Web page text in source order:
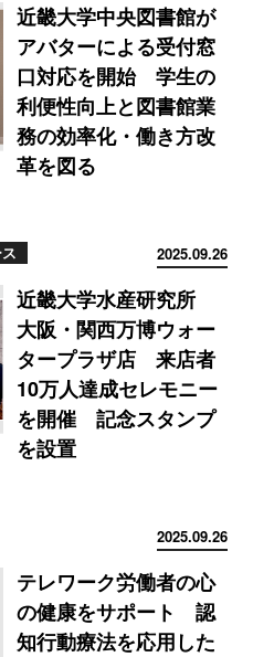
近畿大学中央図書館が
アバターによる受付窓
口対応を開始 学生の
利便性向上と図書館業
務の効率化・働き方改
革を図る
2025.09.26
近畿大学水産研究所
大阪・関西万博ウォー
タープラザ店 来店者
10万人達成セレモニー
を開催 記念スタンプ
を設置
2025.09.26
テレワーク労働者の心
の健康をサポート 認
知行動療法を応用した